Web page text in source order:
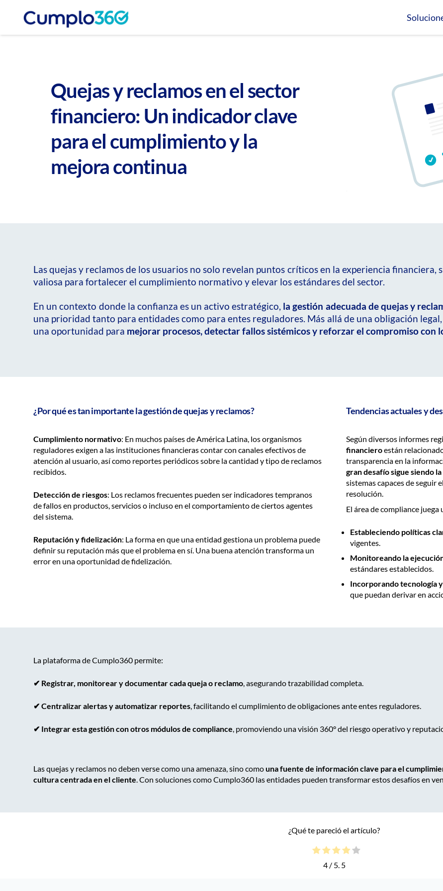
Quejas y reclamos en el sector
financiero: Un indicador clave
para el cumplimiento y la
mejora continua
Las quejas y reclamos de los usuarios no solo revelan puntos críticos en la experiencia
valiosa para fortalecer el cumplimiento normativo y elevar los estándares del sector.
En un contexto donde la confianza es un activo estratégico, la gestión adecuada de quejas y
una prioridad tanto para entidades como para entes reguladores. Más allá de una obligación
una oportunidad para mejorar procesos, detectar fallos sistémicos y reforzar el compromiso con
¿Por qué es tan importante la gestión de quejas y reclamos?
Cumplimiento normativo: En muchos países de América Latina, los organismos
reguladores exigen a las instituciones financieras contar con canales efectivos de
atención al usuario, así como reportes periódicos sobre la cantidad y tipo de reclamos
recibidos.
Detección de riesgos: Los reclamos frecuentes pueden ser indicadores tempranos
de fallos en productos, servicios o incluso en el comportamiento de ciertos agentes
del sistema.
Reputación y fidelización: La forma en que una entidad gestiona un problema puede
definir su reputación más que el problema en sí. Una buena atención transforma un
error en una oportunidad de fidelización.
Tendencias actuales y
Según diversos informes
financieroestán
transparencia en la
gran desafío sigue siendo
sistemas capaces de seguir
resolución.
El área de compliance
Estableciendo políticas
vigentes.
Monitoreando la
estándares establecidos.
Incorporando tecnología
que puedan derivar en
La plataforma de Cumplo360 permite:
✔︎ Registrar, monitorear y documentar cada queja o reclamo, asegurando trazabilidad completa.
✔︎ Centralizar alertas y automatizar reportes, facilitando el cumplimiento de obligaciones ante entes reguladores.
✔︎ Integrar esta gestión con otros módulos de compliance, promoviendo una visión 360° del riesgo operativo y
Las quejas y reclamos no deben verse como una amenaza, sino comouna fuente de información clave para el
cultura centrada en el cliente. Con soluciones como Cumplo360 las entidades pueden transformar estos desafíos en
¿Qué te pareció el artículo?
4/ 5. 5